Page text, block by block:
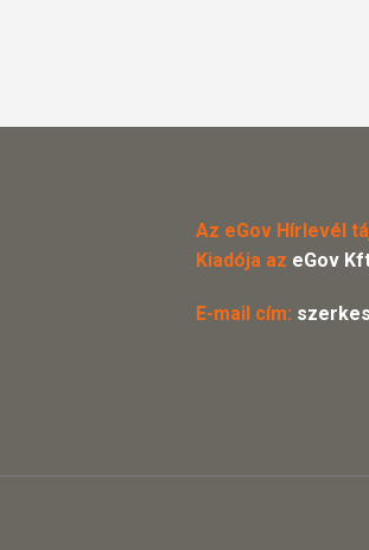
Az eGov Hírlevél
Kiadója az eGov
E-mail cím: